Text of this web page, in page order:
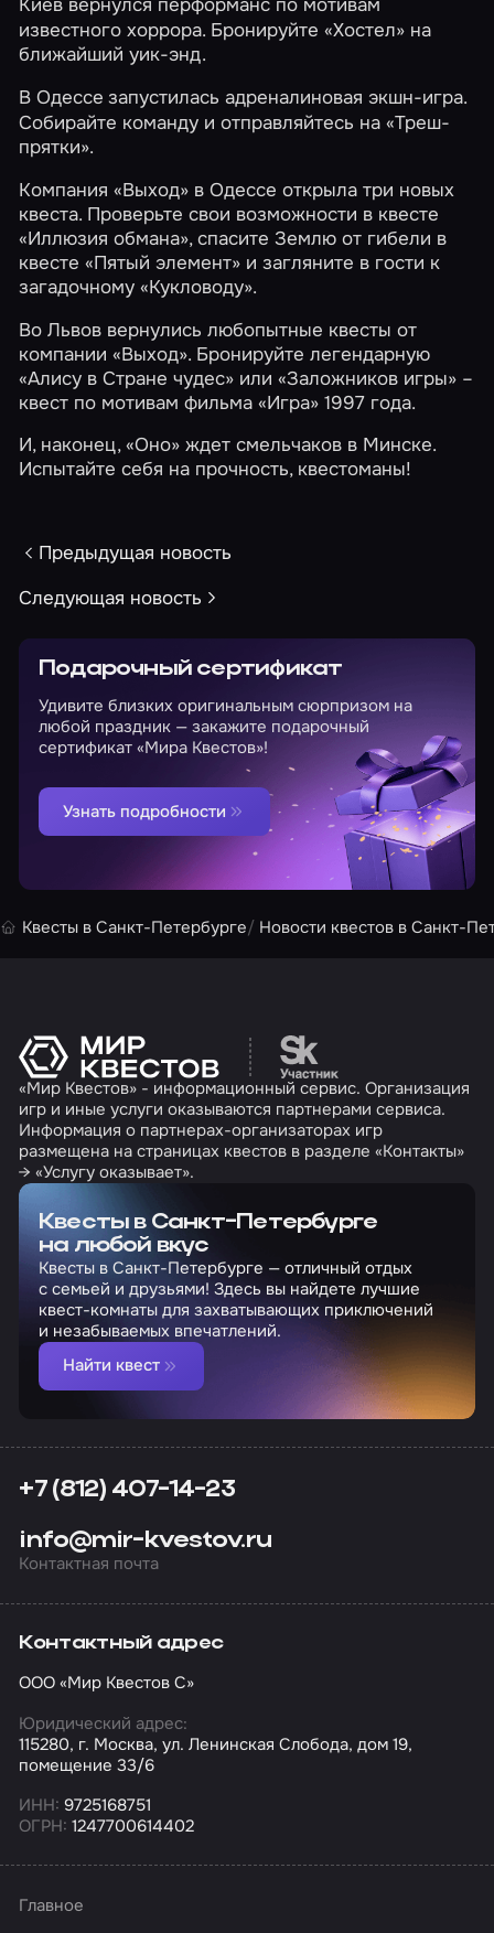
известного хоррора. Бронируйте«Хостел» на
ближайший уик-энд.
В Одессе запустилась адреналиновая экшн-игра.
Собирайте команду и отправляйтесь на«Треш-
прятки».
Компания «Выход» в Одессе открыла три новых
квеста. Проверьте свои возможности в квесте
«Иллюзия обмана», спасите Землю от гибели в
квесте«Пятый элемент» и загляните в гости к
загадочному«Кукловоду».
Во Львов вернулись любопытные квесты от
компании «Выход». Бронируйте легендарную
«Алису в Стране чудес» или«Заложников игры» –
квест по мотивам фильма «Игра» 1997 года.
И, наконец,«Оно» ждет смельчаков в Минске.
Испытайте себя на прочность, квестоманы!
Предыдущая новость
Следующая новость
Подарочный сертификат
Удивите близких оригинальным сюрпризом на
любой праздник — закажите подарочный
сертификат «Мира Квестов»!
Узнать подробности
Квесты в Санкт-Петербурге Новости квестов в Санкт-
Перейти на сайт
«Мир Квестов» - информационный сервис. Организация
игр и иные услуги оказываются партнерами сервиса.
Информация о партнерах-организаторах игр
размещена на страницах квестов в разделе «Контакты»
→ «Услугу оказывает».
Квесты в Санкт-Петербурге
на любой вкус
Квесты в Санкт-Петербурге — отличный отдых
с семьей и друзьями! Здесь вы найдете лучшие
квест-комнаты для захватывающих приключений
и незабываемых впечатлений.
Найти квест
+7 (812) 407-14-23
info@mir-kvestov.ru
Контактная почта
Контактный адрес
ООО «Мир Квестов С»
Юридический адрес:
115280, г. Москва, ул. Ленинская Слобода, дом 19,
помещение 33/6
ИНН: 9725168751
ОГРН: 1247700614402
Главное